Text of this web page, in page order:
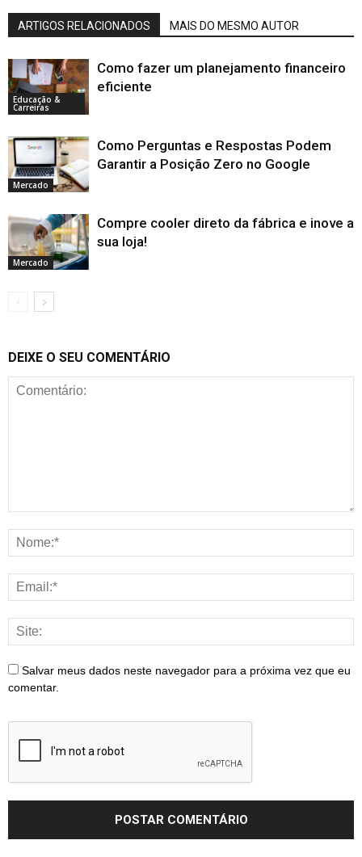
ARTIGOS RELACIONADOS MAIS DO MESMO AUTOR
Educação &
Carreiras
Como fazer um planejamento financeiro
eficiente
Mercado
Como Perguntas e Respostas Podem
Garantir a Posição Zero no Google
Mercado
Compre cooler direto da fábrica e inove a
sua loja!
DEIXE O SEU COMENTÁRIO
Salvar meus dados neste navegador para a próxima vez que eu
comentar.